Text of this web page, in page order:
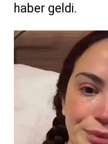
haber geldi.